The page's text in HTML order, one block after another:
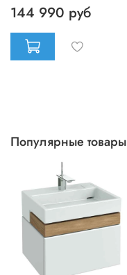
144 990 руб
Популярные товары